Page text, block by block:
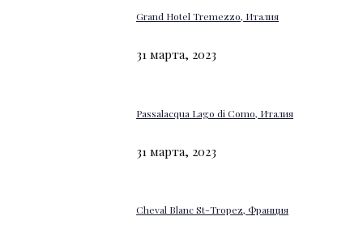
Grand Hotel Tremezzo, Италия
31 марта, 2023
Passalacqua Lago di Como, Италия
31 марта, 2023
Cheval Blanc St-Tropez, Франция